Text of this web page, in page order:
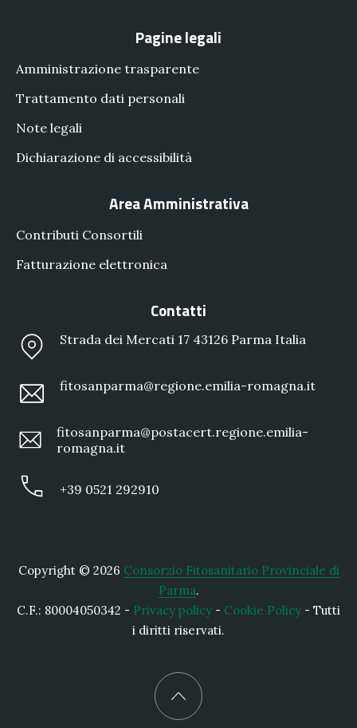
Pagine legali
Amministrazione trasparente
Trattamento dati personali
Note legali
Dichiarazione di accessibilità
Area Amministrativa
Contributi Consortili
Fatturazione elettronica
Contatti
Strada dei Mercati 17 43126 Parma Italia
fitosanparma@regione.emilia-romagna.it
fitosanparma@postacert.regione.emilia-
romagna.it
+39 0521 292910
Copyright © 2026 Consorzio Fitosanitario Provinciale di
Parma.
C.F.: 80004050342 - Privacy policy - Cookie Policy - Tutti
i diritti riservati.
Back to Top